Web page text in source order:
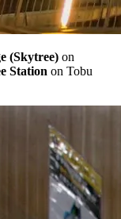
(Skytree) on
Station on Tobu